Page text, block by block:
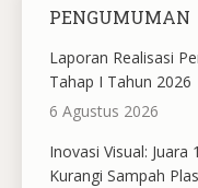
PENGUMUMAN
Laporan Realisasi
Tahap I Tahun 2026
6 Agustus 2026
Inovasi Visual:
Kurangi Sampah